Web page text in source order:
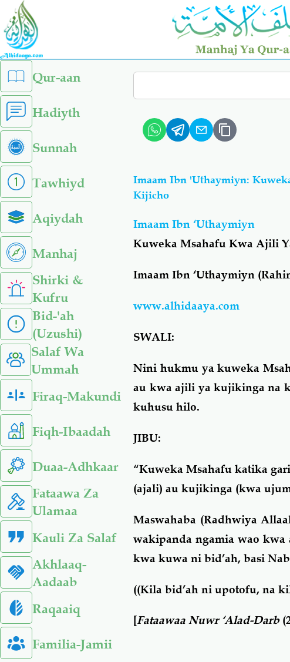
Skip
main
content
left
sidebar
menu
Qur-aan
Hadiyth
Sunnah
Tawhiyd
Aqiydah
Manhaj
Shirki &
Kufru
Bid-'ah
(Uzushi)
Salaf Wa
Ummah
Firaq-Makundi
Fiqh-Ibaadah
Duaa-Adhkaar
Fataawa Za
Ulamaa
Kauli Za Salaf
Akhlaaq-
Aadaab
Raqaaiq
Familia-Jamii
Search
Imaam Ibn 'Uthaymiyn:
Kijicho
Imaam Ibn ‘Uthaymiyn
Kuweka Msahafu Kwa Ajili
Imaam Ibn ‘Uthaymiyn
www.alhidaaya.com
SWALI:
Nini hukmu ya kuweka
au kwa ajili ya kujikinga na
kuhusu hilo.
JIBU:
“Kuweka Msahafu katika
(ajali) au kujikinga (kwa
Maswahaba (Radhwiya
wakipanda ngamia wao
kwa kuwa ni bid’ah, basi
((Kila bid’ah ni upotofu, na
[Fataawaa Nuwr ‘Alad-Darb